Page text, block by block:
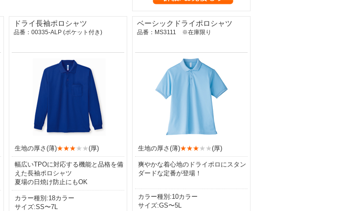
ドライ長袖ポロシャツ
品番：00335-ALP (ポケット付き)
生地の厚さ(薄)★★★★★(厚)
幅広いTPOに対応する機能と品格を備
えた長袖ポロシャツ
夏場の日焼け防止にもOK
カラー種別:18カラー
サイズ:SS〜7L
ベーシックドライポロシャツ
品番：MS3111 ※在庫限り
生地の厚さ(薄)★★★★★(厚)
爽やかな着心地のドライポロにスタン
ダードな定番が登場！
カラー種別:10カラー
サイズ:GS〜5L